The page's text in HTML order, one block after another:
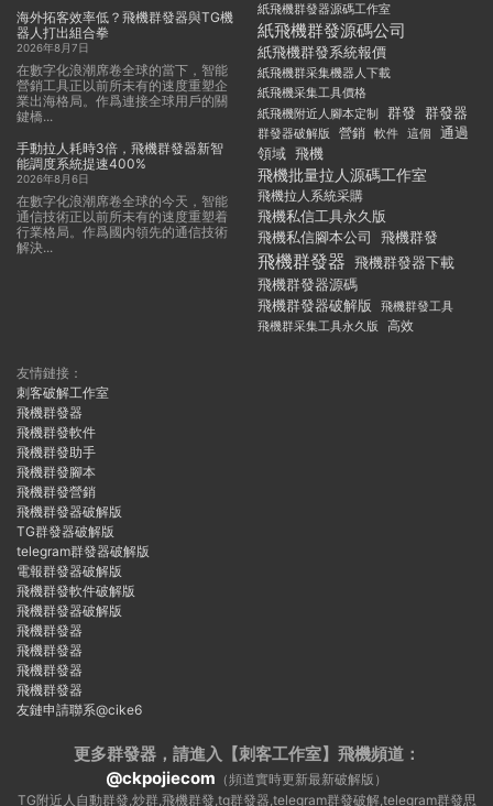
海外拓客效率低？飛機群發器與TG機
器人打出組合拳
2026年8月7日
在數字化浪潮席卷全球的當下，智能
營銷工具正以前所未有的速度重塑企
業出海格局。作爲連接全球用戶的關
鍵橋...
手動拉人耗時3倍，飛機群發器新智
能調度系統提速400%
2026年8月6日
在數字化浪潮席卷全球的今天，智能
通信技術正以前所未有的速度重塑着
行業格局。作爲國内領先的通信技術
解決...
紙飛機群發器源碼工作室
紙飛機群發源碼公司
紙飛機群發系統報價
紙飛機群采集機器人下載
紙飛機采集工具價格
紙飛機附近人腳本定制
群發 群發器
群發器破解版 營銷 軟件 這個
通過
領域 飛機
飛機批量拉人源碼工作室
飛機拉人系統采購
飛機私信工具永久版
飛機私信腳本公司
飛機群發
飛機群發器 飛機群發器下載
飛機群發器源碼
飛機群發器破解版
飛機群發工具
飛機群采集工具永久版
高效
友情鏈接：
刺客破解工作室
飛機群發器
飛機群發軟件
飛機群發助手
飛機群發腳本
飛機群發營銷
飛機群發器破解版
TG群發器破解版
telegram群發器破解版
電報群發器破解版
飛機群發軟件破解版
飛機群發器破解版
飛機群發器
飛機群發器
飛機群發器
飛機群發器
友鏈申請聯系@cike6
更多群發器，請進入【刺客工作室】 飛機頻道：
@ckpojiecom （頻道實時更新最新破解版）
TG附近人自動群發,炒群,飛機群發,tg群發器,telegram群發破解,telegram群發思